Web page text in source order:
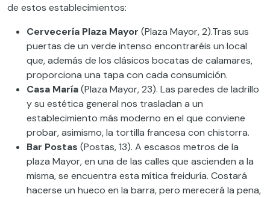
de estos establecimientos:
Cervecería Plaza Mayor (Plaza Mayor, 2).Tras sus
puertas de un verde intenso encontraréis un local
que, además de los clásicos bocatas de calamares,
proporciona una tapa con cada consumición.
Casa María(Plaza Mayor, 23). Las paredes de ladrillo
y su estética general nos trasladan a un
establecimiento más moderno en el que conviene
probar, asimismo, la tortilla francesa con chistorra.
Bar Postas (Postas, 13). A escasos metros de la
plaza Mayor, en una de las calles que ascienden a la
misma, se encuentra esta mítica freiduría. Costará
hacerse un hueco en la barra, pero merecerá la pena,